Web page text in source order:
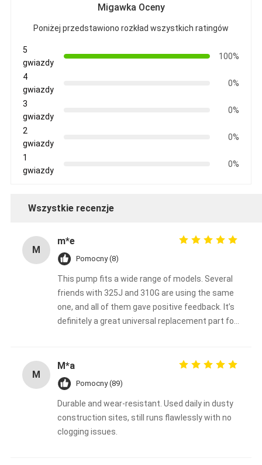
Migawka Oceny
Poniżej przedstawiono rozkład wszystkich ratingów
5
gwiazdy
100%
4
gwiazdy
0%
3
gwiazdy
0%
2
gwiazdy
0%
1
gwiazdy
0%
Wszystkie recenzje
M
m*e
Pomocny (8)
This pump fits a wide range of models. Several
friends with 325J and 310G are using the same
one, and all of them gave positive feedback. It’s
definitely a great universal replacement part for
M
M*a
Pomocny (89)
Durable and wear-resistant. Used daily in dusty
construction sites, still runs flawlessly with no
clogging issues.